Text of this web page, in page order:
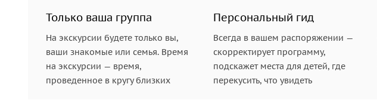
Только ваша группа
На экскурсии будете только вы,
ваши знакомые или семья. Время
на экскурсии — время,
проведенное в кругу близких
Персональный гид
Всегда в вашем распоряжении —
скорректирует программу,
подскажет места для детей, где
перекусить, что увидеть